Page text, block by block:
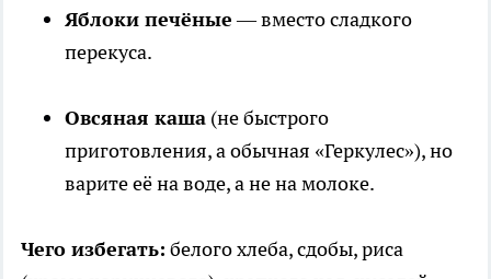
Яблоки печёные— вместо сладкого
перекуса.
Овсяная каша (не быстрого
приготовления, а обычная «Геркулес»), но
варите её на воде, а не на молоке.
Чего избегать: белого хлеба, сдобы, риса